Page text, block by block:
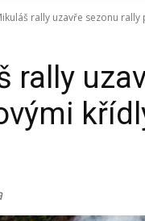
rally uzavře sezonu
rally